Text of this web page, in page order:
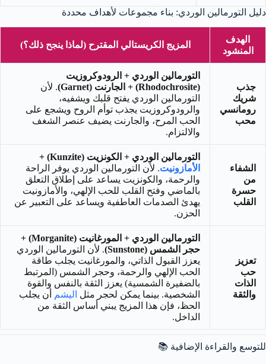
دليل التورمالين الوردي: بناء مجموعات لأهداف محددة
الهدف
المنشود
المزيج الكريستالي المقترح (لماذا ينجح ذلك؟)
جذب
شريك
رومانسي
محب
التورمالين الوردي + الرودوكروزيت
(Rhodochrosite) + الجارنت (Garnet)
. لأن
التورمالين الوردي يفتح قلبك ويشفيه،
والرودوكروزيت يجذب توأم الروح ويشجع على
الحب المرح، والجارنت يضيف عنصر الشغف
والالتزام.
الشفاء
من
حسرة
القلب
التورمالين الوردي + الكونزيت (Kunzite) +
الأمازونيت. لأن التورمالين الوردي يوفر الراحة
والرحمة، والكونزيت يساعد على إطلاق التعلق
بالماضي وفتح القلب للحب الإلهي، والأمازونيت
يهدئ الصدمات العاطفية ويساعد على التعبير عن
الحزن.
تعزيز
حب
الذات
والثقة
التورمالين الوردي + المورغانيت (Morganite) +
حجر الشمس (Sunstone)
. لأن التورمالين الوردي
يعزز القبول الذاتي، والمورغانيت يجلب طاقة
الحب الإلهي والرحمة، وحجر الشمس (المرتبط
بالضفيرة الشمسية) يعزز الثقة بالنفس والقوة
الشخصية. بينما يمكن لحجر مثل اليشم
أن يجلب
الحظ، فإن هذا المزيج يبني أساس الثقة من
الداخل.
للتوسع والقراءة الإضافية 📚